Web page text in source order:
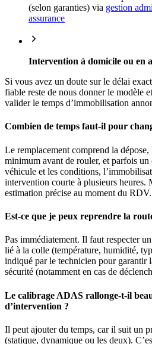
(selon garanties) via gestion
assurance
Intervention à domicile ou en
Si vous avez un doute sur le délai
fiable reste de nous donner le modèle
valider le temps d’immobilisation
Combien de temps faut-il pour
Le remplacement comprend la dépose,
minimum avant de rouler, et parfois
véhicule et les conditions,
intervention courte à plusieurs heures.
estimation précise au moment du RDV.
Est-ce que je peux reprendre la
Pas immédiatement. Il faut respecter un
lié à la colle (température, humidité,
indiqué par le technicien pour garantir
sécurité (notamment en cas de
Le calibrage ADAS rallonge-t-il
d’intervention ?
Il peut ajouter du temps, car il suit un
(statique, dynamique ou les deux).